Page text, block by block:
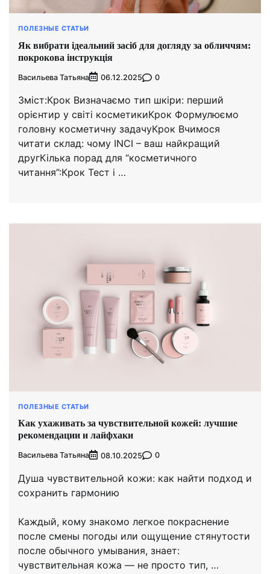
ПОЛЕЗНЫЕ СТАТЬИ
Як вибрати ідеальний засіб для догляду за обличчям:
покрокова інструкція
Васильева Татьяна 06.12.2025 0
Зміст:Крок Визначаємо тип шкіри: перший
орієнтир у світі косметикиКрок Формулюємо
головну косметичну задачуКрок Вчимося
читати склад: чому INCI – ваш найкращий
другКілька порад для “косметичного
читання”:Крок Тест і …
ПОЛЕЗНЫЕ СТАТЬИ
Как ухаживать за чувствительной кожей: лучшие
рекомендации и лайфхаки
Васильева Татьяна 08.10.2025 0
Душа чувствительной кожи: как найти подход и
сохранить гармонию
Каждый, кому знакомо легкое покраснение
после смены погоды или ощущение стянутости
после обычного умывания, знает:
чувствительная кожа — не просто тип, …